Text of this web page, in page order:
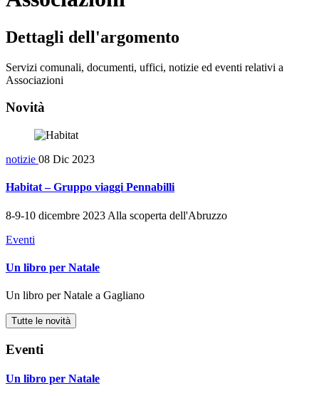
Dettagli dell'argomento
Servizi comunali, documenti, uffici, notizie ed eventi relativi a
Associazioni
Novità
notizie 08 Dic 2023
Habitat – Gruppo viaggi Pennabilli
8-9-10 dicembre 2023 Alla scoperta dell'Abruzzo
Eventi
Un libro per Natale
Un libro per Natale a Gagliano
Tutte le novità
Eventi
Un libro per Natale